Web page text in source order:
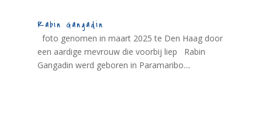
Rabin Gangadin
foto genomen in maart 2025 te Den Haag door
een aardige mevrouw die voorbij liep Rabin
Gangadin werd geboren in Paramaribo....